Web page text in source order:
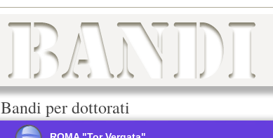
Bandi per dottorati